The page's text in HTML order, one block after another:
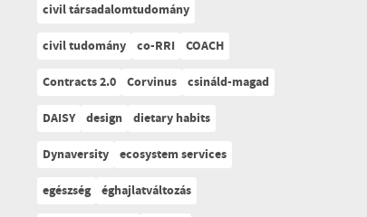
civil társadalomtudomány
civil tudomány
co-RRI
COACH
Contracts 2.0
Corvinus
csináld-magad
DAISY
design
dietary habits
Dynaversity
ecosystem services
egészség
éghajlatváltozás